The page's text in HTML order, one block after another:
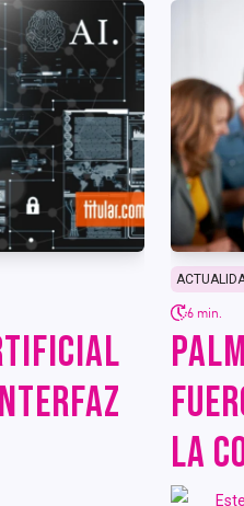
6 min.
LA